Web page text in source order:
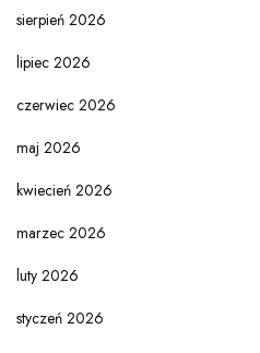
sierpień 2026
lipiec 2026
czerwiec 2026
maj 2026
kwiecień 2026
marzec 2026
luty 2026
styczeń 2026